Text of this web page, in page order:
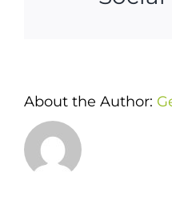
About the Author: